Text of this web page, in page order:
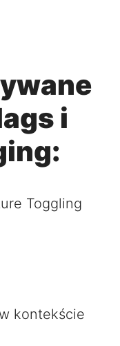
i
Toggling
kontekście